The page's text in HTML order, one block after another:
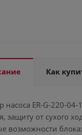
Как
насоса ER-G-220-
защиту от сухого
возможности блока: